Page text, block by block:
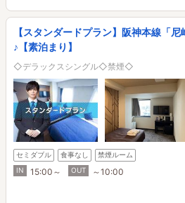
【スタンダードプラン】阪神本線「
♪【素泊まり】
◇デラックスシングル◇禁煙◇
セミダブル 食事なし
禁煙ルーム
IN
15:00～ OUT ～10:00